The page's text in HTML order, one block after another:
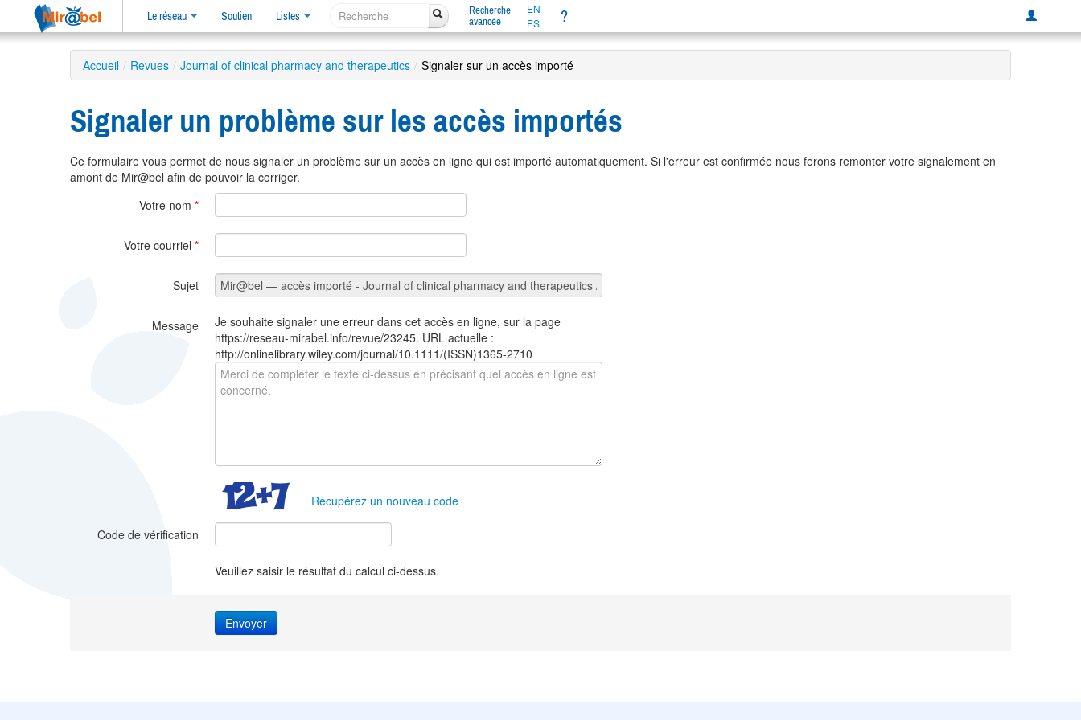
Le réseau Soutien Listes
Recherche
avancée
EN
ES
?
Accueil / Revues / Journal of clinical pharmacy and therapeutics / Signaler sur un accès importé
Signaler un problème sur les accès importés
Ce formulaire vous permet de nous signaler un problème sur un accès en ligne qui est importé automatiquement. Si l'erreur est confirmée nous ferons remonter votre signalement en
amont de Mir@bel afin de pouvoir la corriger.
Votre nom *
Votre courriel *
Sujet
Message
Je souhaite signaler une erreur dans cet accès en ligne, sur la page
https://reseau-mirabel.info/revue/23245. URL actuelle :
http://onlinelibrary.wiley.com/journal/10.1111/(ISSN)1365-2710
Récupérez un nouveau code
Code de vérification
Veuillez saisir le résultat du calcul ci-dessus.
Envoyer